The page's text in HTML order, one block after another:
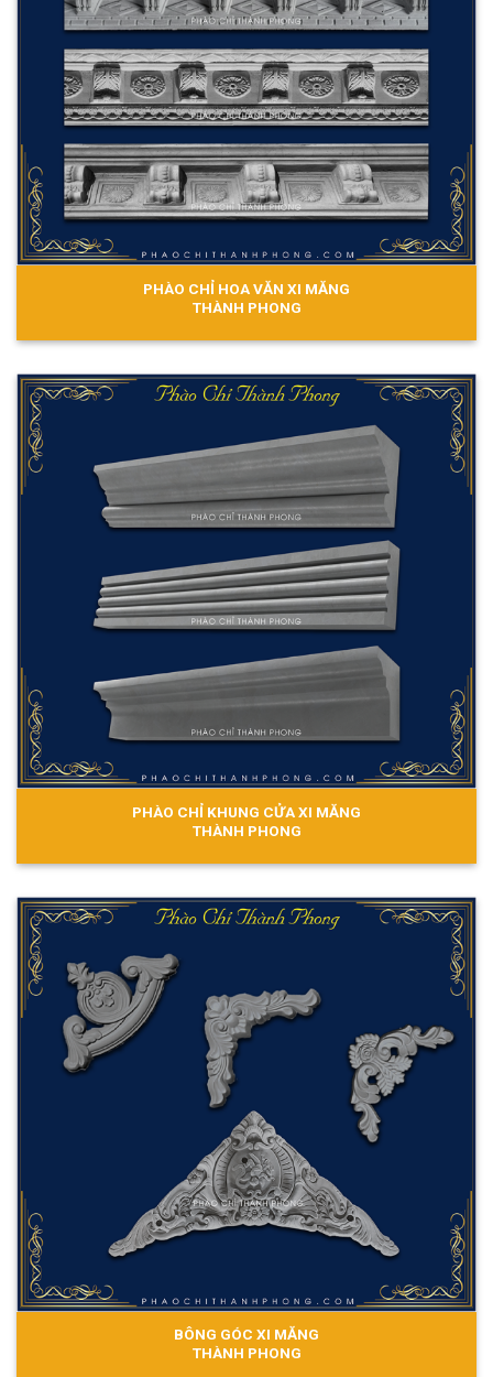
PHÀO CHỈ HOA VĂN XI MĂNG
THÀNH PHONG
PHÀO CHỈ KHUNG CỬA XI MĂNG
THÀNH PHONG
BÔNG GÓC XI MĂNG
THÀNH PHONG